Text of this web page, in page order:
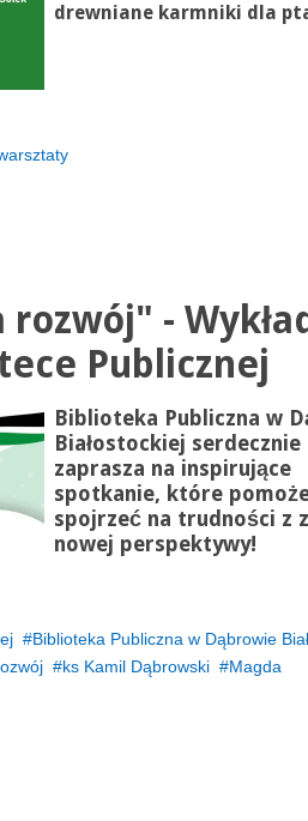
drewniane karmniki dla
-
Publicznej
Biblioteka Publiczna w
Białostockiej serdecznie
zaprasza na inspirujące
spotkanie, które
spojrzeć na trudności z
nowej perspektywy!
Biblioteka Publiczna w Dąbrowie
ks Kamil Dąbrowski
Magda